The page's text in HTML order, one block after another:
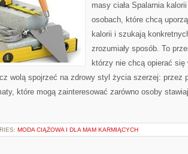
masy ciała Spalarnia
osobach, które chcą
kalorii i szukają
zrozumiały sposób. To
którzy nie chcą opierać się
wolą spojrzeć na zdrowy styl życia szerzej: przez
które mogą zainteresować zarówno osoby
MODA CIĄŻOWA I DLA MAM KARMIĄCYCH